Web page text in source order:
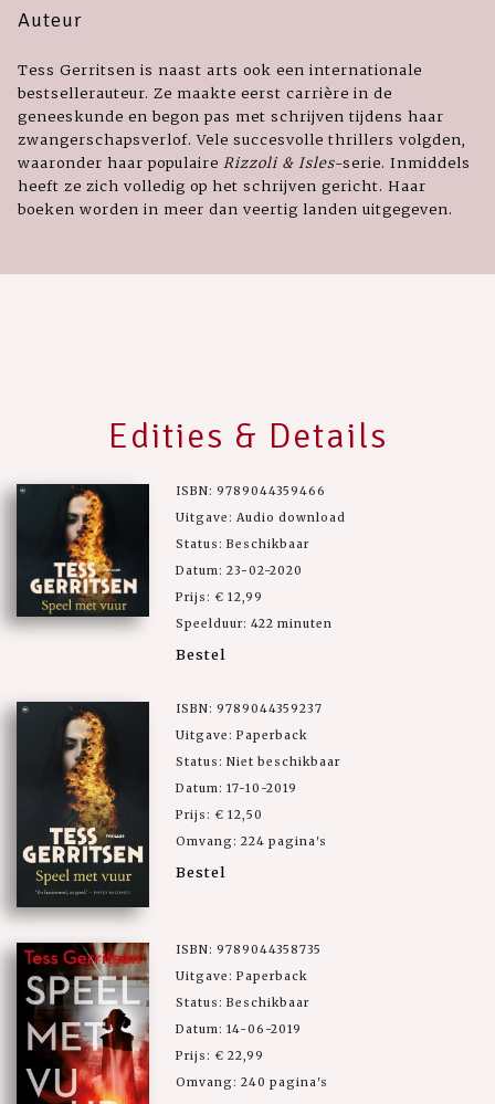
Auteur
Tess Gerritsen is naast arts ook een internationale
bestsellerauteur. Ze maakte eerst carrière in de
geneeskunde en begon pas met schrijven tijdens haar
zwangerschapsverlof. Vele succesvolle thrillers volgden,
waaronder haar populaire Rizzoli & Isles-serie. Inmiddels
heeft ze zich volledig op het schrijven gericht. Haar
boeken worden in meer dan veertig landen uitgegeven.
Edities & Details
ISBN: 9789044359466
Uitgave: Audio download
Status: Beschikbaar
Datum: 23-02-2020
Prijs: € 12,99
Speelduur: 422 minuten
Bestel
ISBN: 9789044359237
Uitgave: Paperback
Status: Niet beschikbaar
Datum: 17-10-2019
Prijs: € 12,50
Omvang: 224 pagina's
Bestel
ISBN: 9789044358735
Uitgave: Paperback
Status: Beschikbaar
Datum: 14-06-2019
Prijs: € 22,99
Omvang: 240 pagina's